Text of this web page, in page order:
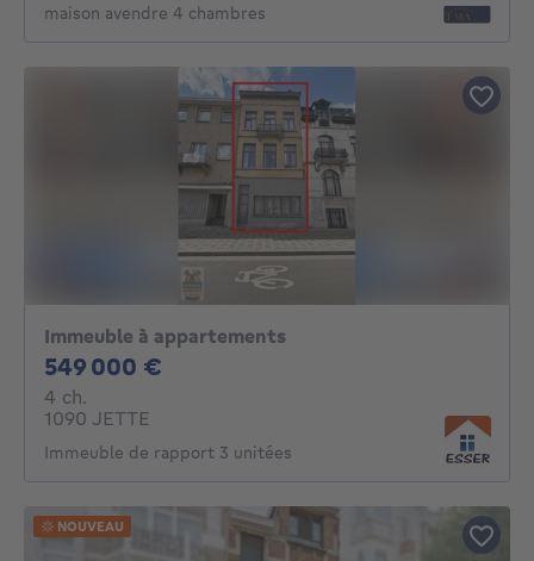
maison avendre 4 chambres
Immeuble à appartements
549 000 €
4 ch.
1090 JETTE
Immeuble de rapport 3 unitées
NOUVEAU